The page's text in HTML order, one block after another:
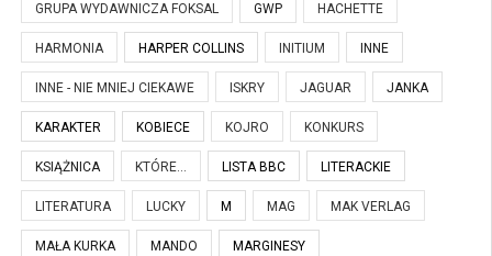
GRUPA WYDAWNICZA FOKSAL GWP HACHETTE
HARMONIA HARPER COLLINS INITIUM INNE
INNE - NIE MNIEJ CIEKAWE ISKRY JAGUAR JANKA
KARAKTER KOBIECE KOJRO KONKURS
KSIĄŻNICA KTÓRE... LISTA BBC LITERACKIE
LITERATURA LUCKY M MAG MAK VERLAG
MAŁA KURKA MANDO MARGINESY